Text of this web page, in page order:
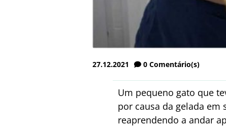
27.12.2021 0 Comentário(s)
Um pequeno gato que
por causa da gelada em
reaprendendo a andar